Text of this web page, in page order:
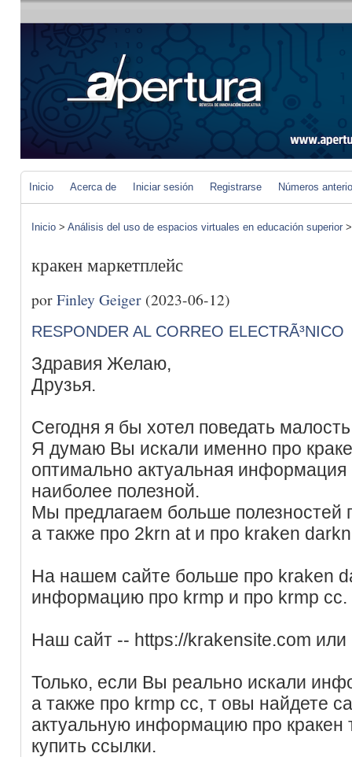
Inicio Acerca de Iniciar sesión Registrarse Números
Inicio > Análisis del uso de espacios virtuales en educación superior
кракен маркетплейс
porFinley Geiger (2023-06-12)
RESPONDER AL CORREO ELECTRÃ³NICO
Здравия Желаю,
Друзья.
Сегодня я бы хотел поведать
Я думаю Вы искали именно про
оптимально актуальная информация
наиболее полезной.
Мы предлагаем больше полезностей
а также про 2krn at и про kraken
На нашем сайте больше про kraken
информацию про krmp и про krmp cc.
Наш сайт -- https://krakensite.com
Только, если Вы реально искали
а также про krmp cc, т овы найдете
актуальную информацию про кракен
купить ссылки.